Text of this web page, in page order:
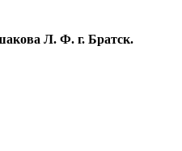
Л. Ф. г. Братск.